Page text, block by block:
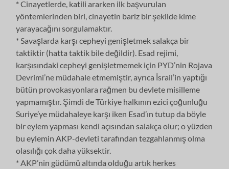
* Cinayetlerde, katili ararken ilk başvurulan
yöntemlerinden biri, cinayetin bariz bir şekilde kime
yarayacağını sorgulamaktır.
* Savaşlarda karşı cepheyi genişletmek salakça bir
taktiktir (hatta taktik bile değildir). Esad rejimi,
karşısındaki cepheyi genişletmemek için PYD’nin Rojava
Devrimi’ne müdahale etmemiştir, ayrıca İsrail’in yaptığı
bütün provokasyonlara rağmen bu devlete misilleme
yapmamıştır. Şimdi de Türkiye halkının ezici çoğunluğu
Suriye’ye müdahaleye karşı iken Esad’ın tutup da böyle
bir eylem yapması kendi açısından salakça olur; o yüzden
bu eylemin AKP-devleti tarafından tezgahlanmış olma
olasılığı çok daha yüksektir.
* AKP’nin güdümü altında olduğu artık herkes